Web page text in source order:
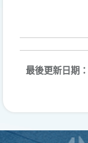
最後更新日期：